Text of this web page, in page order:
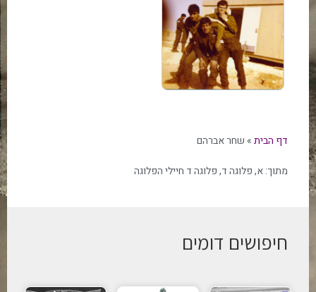
דף הבית» שחר אברהם
מתוך:א,פלוגה ד,פלוגה ד חיילי הפלוגה
חיפושים דומים